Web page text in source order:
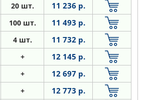
20 шт. 11 236 р.
100 шт. 11 493 р.
4 шт. 11 732 р.
+ 12 145 р.
+ 12 697 р.
+ 12 773 р.